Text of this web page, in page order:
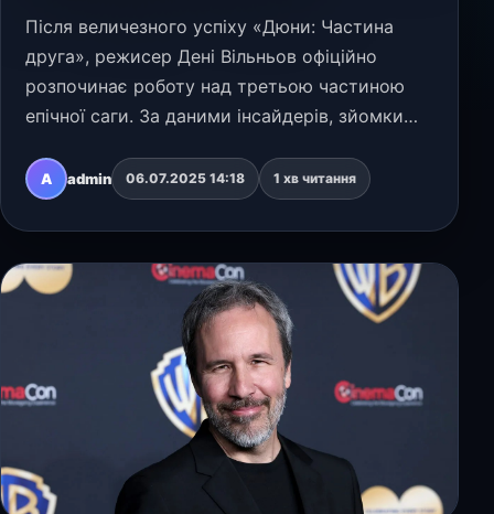
Після величезного успіху «Дюни: Частина
друга», режисер Дені Вільньов офіційно
розпочинає роботу над третьою частиною
епічної саги. За даними інсайдерів, зйомки
знімалися й попередні частини франшизи.
Фільм, ймовірно, базу…
A admin 06.07.2025 14:18 1 хв читання